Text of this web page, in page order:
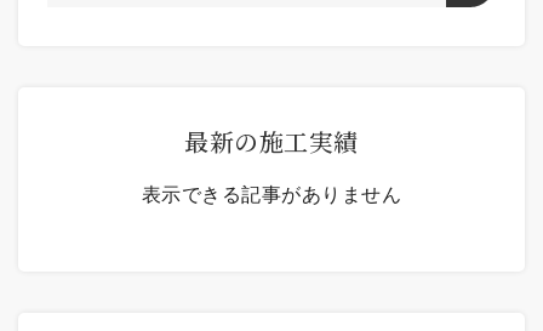
最新の施工実績
表示できる記事がありません